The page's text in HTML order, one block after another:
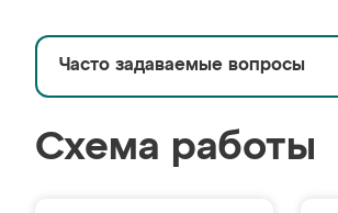
Часто задаваемые вопросы
Схема работы